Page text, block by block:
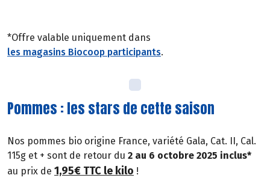
*Offre valable uniquement dans
les magasins Biocoop participants.
Pommes : les stars de cette saison
Nos pommes bio origine France, variété Gala, Cat. II, Cal.
115g et + sont de retour du 2 au 6 octobre 2025 inclus*
au prix de 1,95€ TTC le kilo !